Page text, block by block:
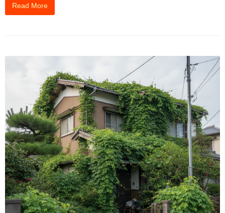
Read More